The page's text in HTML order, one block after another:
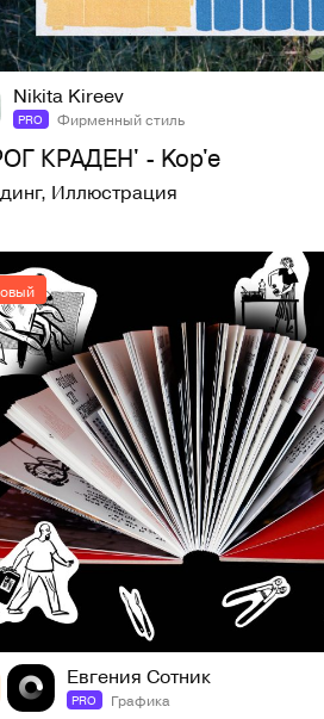
Nikita Kireev
PRO Фирменный стиль
КРАДЕН' - Kop'e
, Иллюстрация
Евгения Сотник
PRO Графика